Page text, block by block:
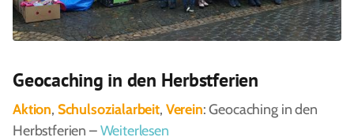
Geocaching in den Herbstferien
Aktion, Schulsozialarbeit, Verein: Geocaching in den
Herbstferien –Weiterlesen